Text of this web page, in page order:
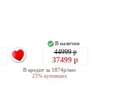
В наличии
44999 р
37499 р
В кредит за 1874р/мес
25% купивших